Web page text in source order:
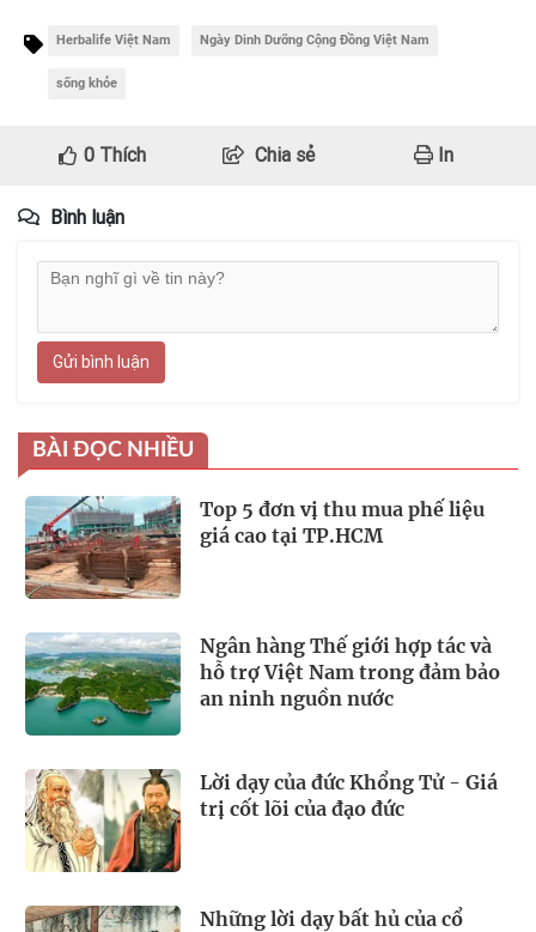
Herbalife Việt Nam Ngày Dinh Dưỡng Cộng Đồng Việt Nam
sống khỏe
0Thích Chia sẻ In
Bình luận
Gửi bình luận
BÀI ĐỌC NHIỀU
Top 5 đơn vị thu mua phế liệu
giá cao tại TP.HCM
Ngân hàng Thế giới hợp tác và
hỗ trợ Việt Nam trong đảm bảo
an ninh nguồn nước
Lời dạy của đức Khổng Tử - Giá
trị cốt lõi của đạo đức
Những lời dạy bất hủ của cổ